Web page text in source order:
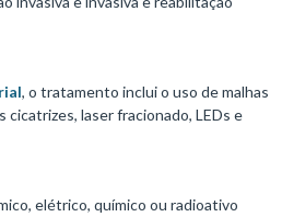
, o tratamento inclui o uso de malhas
cicatrizes, laser fracionado, LEDs e
elétrico, químico ou radioativo